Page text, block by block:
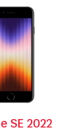
SE 2022